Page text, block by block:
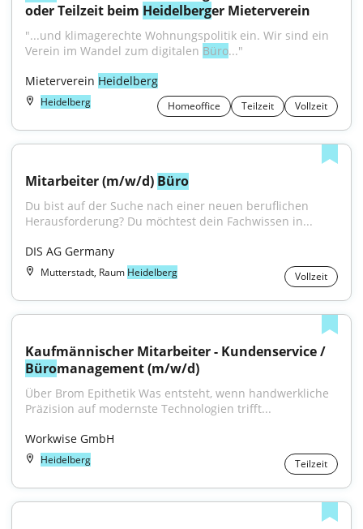
oder Teilzeit beim Heidelberger Mieterverein
"...und klimagerechte Wohnungspolitik ein. Wir sind ein
Verein im Wandel zum digitalen Büro..."
Mieterverein Heidelberg
Heidelberg Homeoffice Teilzeit Vollzeit
Mitarbeiter (m/w/d) Büro
Du bist auf der Suche nach einer neuen beruflichen
Herausforderung? Du möchtest dein Fachwissen in...
DIS AG Germany
Mutterstadt, Raum Heidelberg Vollzeit
Büromanagement (m/w/d)
Über Brom Epithetik Was entsteht, wenn handwerkliche
Präzision auf modernste Technologien trifft...
Workwise GmbH
Heidelberg Teilzeit